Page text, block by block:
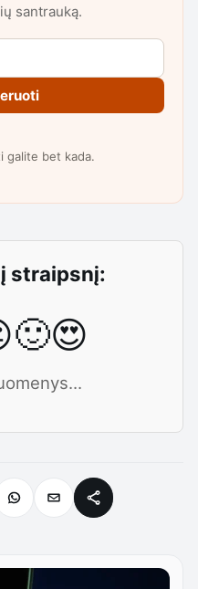
santrauką.
galite bet kada.
straipsnį:
🙂😍